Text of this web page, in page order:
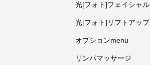
光[フォト]フェイシャル
光[フォト]リフトアップ
オプションmenu
リンパマッサージ